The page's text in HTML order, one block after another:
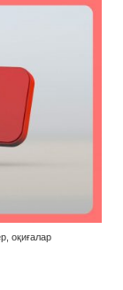
оқиғалар